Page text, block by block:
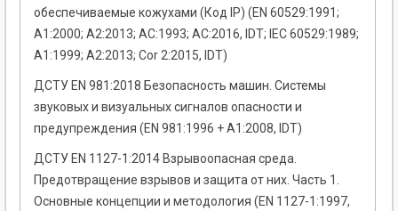
обеспечиваемые кожухами (Код IP) (EN 60529:1991;
А1:2000; А2:2013; АС:1993; АС:2016, IDT; IEC 60529:1989;
А1:1999; А2:2013; Cor 2:2015, IDT)
ДСТУ EN 981:2018 Безопасность машин. Системы
звуковых и визуальных сигналов опасности и
предупреждения (EN 981:1996 + A1:2008, IDT)
ДСТУ EN 1127-1:2014 Взрывоопасная среда.
Предотвращение взрывов и защита от них. Часть 1.
Основные концепции и методология (EN 1127-1:1997,